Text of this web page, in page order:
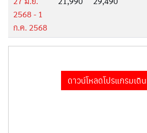
2568 - 1
ก.ค. 2568
ดาวน์โหลดโปรแกรมเดิ